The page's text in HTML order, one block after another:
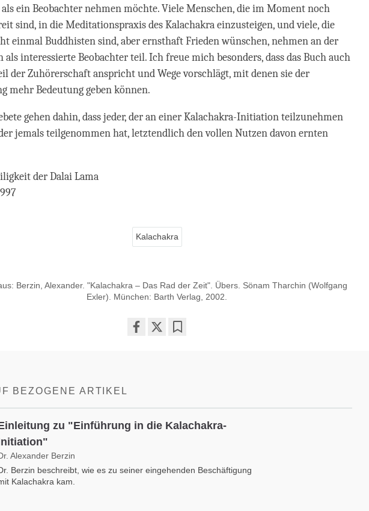
ein Beobachter nehmen möchte. Viele Menschen, die im Moment noch
sind, in die Meditationspraxis des Kalachakra einzusteigen, und viele, die
einmal Buddhisten sind, aber ernsthaft Frieden wünschen, nehmen an der
interessierte Beobachter teil. Ich freue mich besonders, dass das Buch auch
der Zuhörerschaft anspricht und Wege vorschlägt, mit denen sie der
mehr Bedeutung geben können.
gehen dahin, dass jeder, der an einer Kalachakra-Initiation teilzunehmen
jemals teilgenommen hat, letztendlich den vollen Nutzen davon ernten
der Dalai Lama
Kalachakra
Berzin, Alexander. "Kalachakra – Das Rad der Zeit". Übers. Sönam Tharchin (Wolfgang
Exler). München: Barth Verlag, 2002.
BEZOGENE ARTIKEL
zu "Einführung in die Kalachakra-
Alexander Berzin
Berzin beschreibt, wie es zu seiner eingehenden Beschäftigung
Kalachakra kam.